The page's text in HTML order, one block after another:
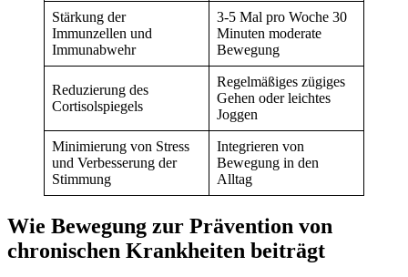
Stärkung der
Immunzellen und
Immunabwehr
3-5 Mal pro Woche 30
Minuten moderate
Bewegung
Reduzierung des
Cortisolspiegels
Regelmäßiges zügiges
Gehen oder leichtes
Joggen
Minimierung von Stress
und Verbesserung der
Stimmung
Integrieren von
Bewegung in den
Alltag
Wie Bewegung zur Prävention von
chronischen Krankheiten beiträgt